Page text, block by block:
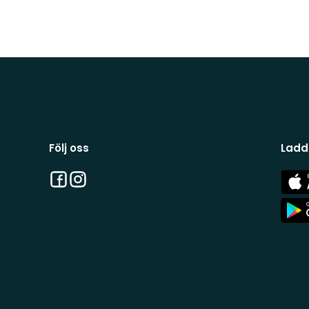
Följ oss
Facebook
Instagram
App
Store
App
Store